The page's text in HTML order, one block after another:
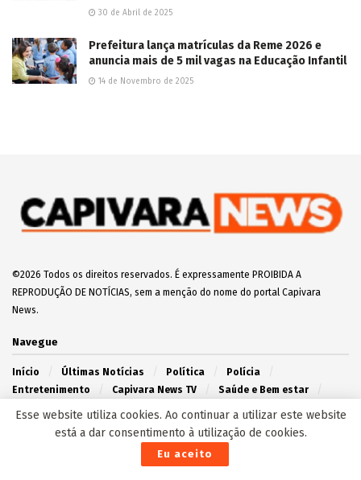
30 de Abril de 2025
​Prefeitura lança matrículas da Reme 2026 e
anuncia mais de 5 mil vagas na Educação Infantil
14 de Novembro de 2025
©2026 Todos os direitos reservados. É expressamente PROIBIDA A
REPRODUÇÃO DE NOTÍCIAS, sem a menção do nome do portal Capivara
News.
Navegue
Início Últimas Notícias Política
Polícia
Entretenimento
Capivara News TV
Saúde e Bem estar
Agronegócio
Campo Grande Interior
Esse website utiliza cookies. Ao continuar a utilizar este website
está a dar consentimento à utilização de cookies.
Eu aceito